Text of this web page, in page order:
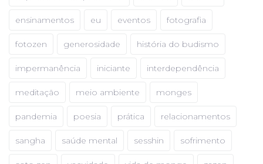
ensinamentos eu eventos fotografia
fotozen generosidade história do budismo
impermanência iniciante interdependência
meditação meio ambiente monges
pandemia poesia prática relacionamentos
sangha saúde mental sesshin sofrimento